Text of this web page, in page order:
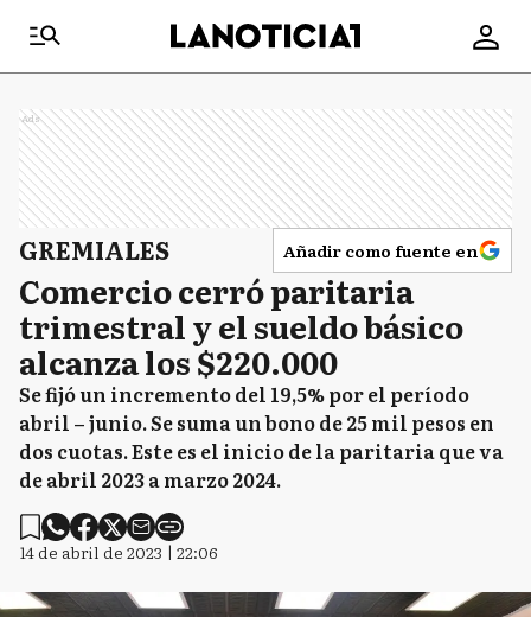
Ads
GREMIALES Añadir como fuente en
Comercio cerró paritaria
trimestral y el sueldo básico
alcanza los $220.000
Se fijó un incremento del 19,5% por el período
abril – junio. Se suma un bono de 25 mil pesos en
dos cuotas. Este es el inicio de la paritaria que va
de abril 2023 a marzo 2024.
14 de abril de 2023 | 22:06